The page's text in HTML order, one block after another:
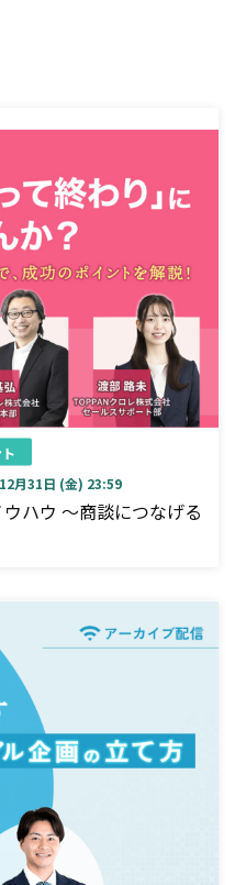
月31日 (金) 23:59
ハウ ～商談につなげる